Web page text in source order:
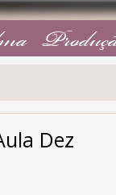
Dez